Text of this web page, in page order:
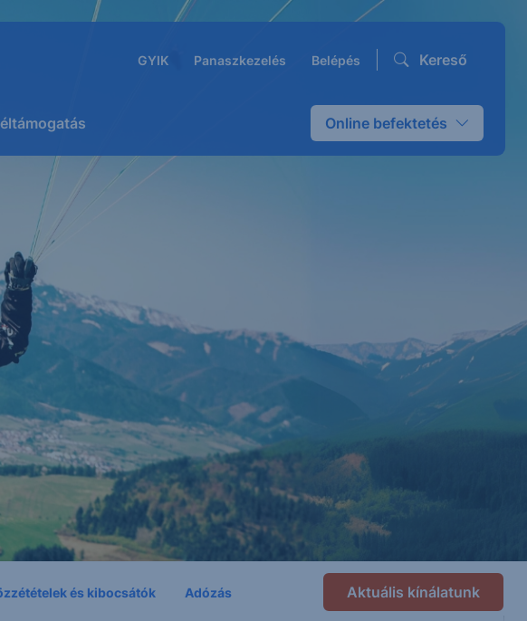
GYIK Panaszkezelés Belépés Kereső
Online befektetés
és kibocsátók Adózás Aktuális kínálatunk